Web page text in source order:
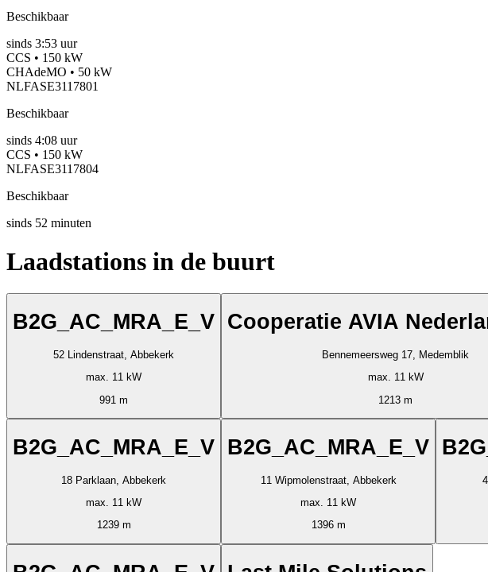
Beschikbaar
sinds 3:53 uur
CCS • 150 kW
CHAdeMO • 50 kW
NLFASE3117801
Beschikbaar
sinds 4:08 uur
CCS • 150 kW
NLFASE3117804
Beschikbaar
sinds 52 minuten
Laadstations in de buurt
B2G_AC_MRA_E_V
52 Lindenstraat, Abbekerk
max. 11 kW
991 m
Cooperatie AVIA
Bennemeersweg 17, Medemblik
max. 11 kW
1213 m
B2G_AC_MRA_E_V
18 Parklaan, Abbekerk
max. 11 kW
1239 m
B2G_AC_MRA_E_V
11 Wipmolenstraat, Abbekerk
max. 11 kW
1396 m